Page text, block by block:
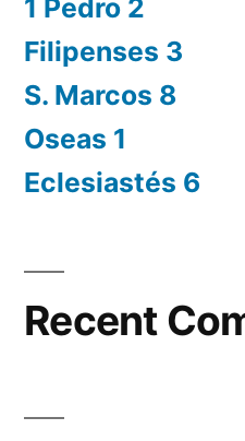
1 Pedro 2
Filipenses 3
S. Marcos 8
Oseas 1
Eclesiastés 6
Recent